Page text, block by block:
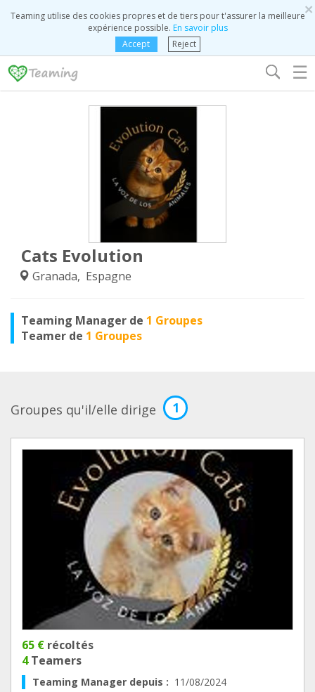
×
Teaming utilise des cookies propres et de tiers pour t'assurer la meilleure
expérience possible. En savoir plus
Accept
Reject
☰
Cats Evolution
Granada, Espagne
Teaming Manager de 1 Groupes
Teamer de 1 Groupes
Groupes qu'il/elle dirige 1
65 € récoltés
4Teamers
Teaming Manager depuis : 11/08/2024